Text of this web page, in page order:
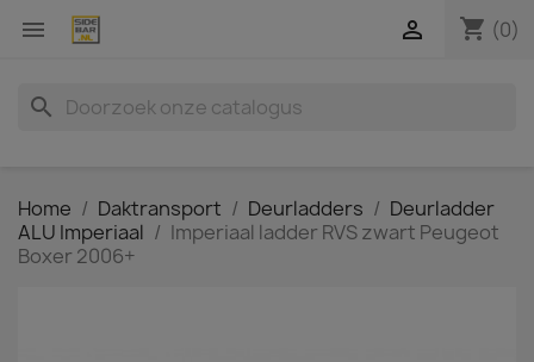
 shopping_cart (0)

search
Home Daktransport Deurladders
Deurladder
ALU Imperiaal
Imperiaal ladder RVS zwart Peugeot
Boxer 2006+